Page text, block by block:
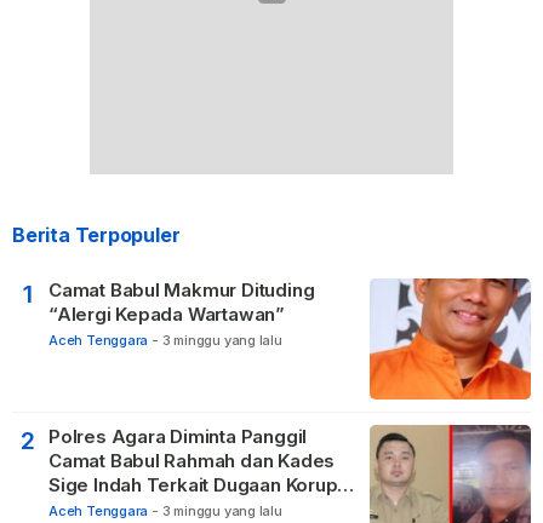
Berita Terpopuler
1
Camat Babul Makmur Dituding
“Alergi Kepada Wartawan”
Aceh Tenggara - 3 minggu yang lalu
2
Polres Agara Diminta Panggil
Camat Babul Rahmah dan Kades
Sige Indah Terkait Dugaan Korupsi
Dana Desa
Aceh Tenggara - 3 minggu yang lalu